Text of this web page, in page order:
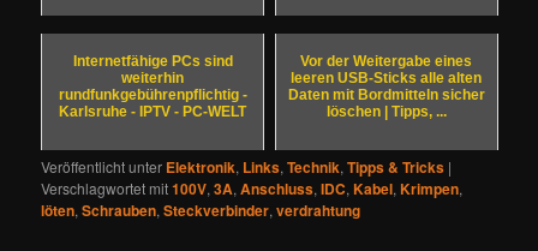
Internetfähige PCs sind
weiterhin
rundfunkgebührenpflichtig -
Karlsruhe - IPTV - PC-WELT
Vor der Weitergabe eines
leeren USB-Sticks alle alten
Daten mit Bordmitteln sicher
löschen | Tipps, ...
Veröffentlicht unter Elektronik, Links,Technik,Tipps & Tricks |
Verschlagwortet mit100V,3A,Anschluss,IDC,Kabel,Krimpen,
löten,Schrauben,Steckverbinder,verdrahtung